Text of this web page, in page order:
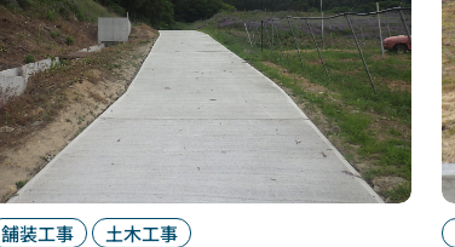
舗装工事 土木工事